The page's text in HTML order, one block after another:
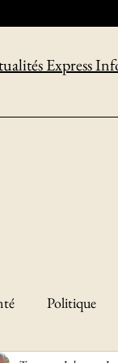
Express
Politique